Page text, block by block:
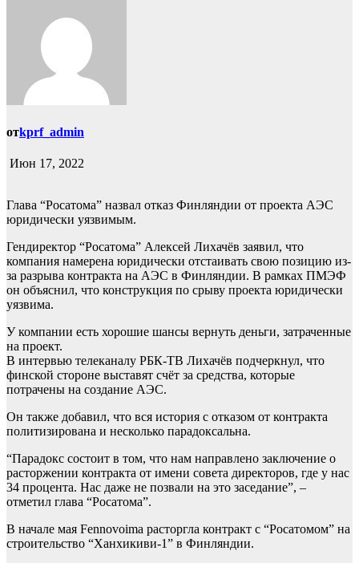
отkprf_admin
Июн 17, 2022
Глава “Росатома” назвал отказ Финляндии от проекта АЭС
юридически уязвимым.
Гендиректор “Росатома” Алексей Лихачёв заявил, что
компания намерена юридически отстаивать свою позицию из-
за разрыва контракта на АЭС в Финляндии. В рамках ПМЭФ
он объяснил, что конструкция по срыву проекта юридически
уязвима.
У компании есть хорошие шансы вернуть деньги, затраченные
на проект.
В интервью телеканалу РБК-ТВ Лихачёв подчеркнул, что
финской стороне выставят счёт за средства, которые
потрачены на создание АЭС.
Он также добавил, что вся история с отказом от контракта
политизирована и несколько парадоксальна.
“Парадокс состоит в том, что нам направлено заключение о
расторжении контракта от имени совета директоров, где у нас
34 процента. Нас даже не позвали на это заседание”, –
отметил глава “Росатома”.
В начале мая Fennovoima расторгла контракт с “Росатомом” на
строительство “Ханхикиви-1” в Финляндии.